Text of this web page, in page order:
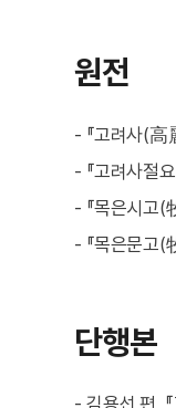
원전
- 『고려사(高
- 『고려사절
- 『목은시고(
- 『목은문고(
단행본